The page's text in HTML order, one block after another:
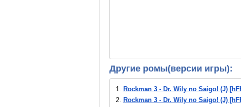
Другие ромы(версии игры):
1.
Rockman 3 - Dr. Wily no Saigo! (J)
2.
Rockman 3 - Dr. Wily no Saigo! (J)